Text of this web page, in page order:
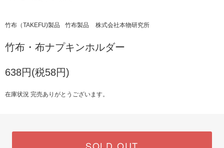
竹布（TAKEFU)製品 竹布製品 株式会社本物研究所
竹布・布ナプキンホルダー
638円(税58円)
在庫状況 完売ありがとうございます。